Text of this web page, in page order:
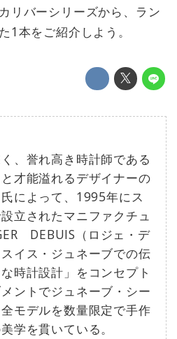
リバーシリーズから、ラン
1本をご紹介しよう。
、誉れ高き時計師である
才能溢れるデザイナーの
によって、1995年にス
立されたマニファクチュ
DEBUIS（ロジェ・デ
イス・ジュネーブでの伝
時計設計」をコンセプト
ントでジュネーブ・シー
モデルを数量限定で手作
学を貫いている。